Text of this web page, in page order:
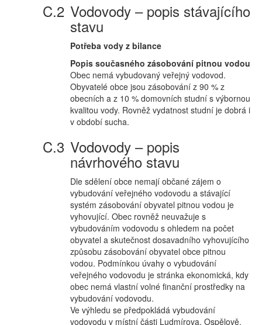
Vodovody – popis stávajícího
stavu
Potřeba vody z bilance
Popis současného zásobování pitnou vodou
Obec nemá vybudovaný veřejný vodovod.
Obyvatelé obce jsou zásobování z 90 % z
obecních a z 10 % domovních studní s výbornou
kvalitou vody. Rovněž vydatnost studní je dobrá i
v období sucha.
Vodovody – popis
návrhového stavu
Dle sdělení obce nemají občané zájem o
vybudování veřejného vodovodu a stávající
systém zásobování obyvatel pitnou vodou je
vyhovující. Obec rovněž neuvažuje s
vybudováním vodovodu s ohledem na počet
obyvatel a skutečnost dosavadního vyhovujícího
způsobu zásobování obyvatel obce pitnou
vodou. Podmínkou úvahy o vybudování
veřejného vodovodu je stránka ekonomická, kdy
obec nemá vlastní volné finanční prostředky na
vybudování vodovodu.
Ve výhledu se předpokládá vybudování
vodovodu v místní části Ludmírova, Ospělově.